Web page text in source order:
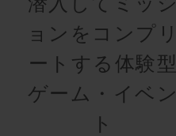
ョンをコンプリ
ートする体験型
ゲーム・イベン
ト